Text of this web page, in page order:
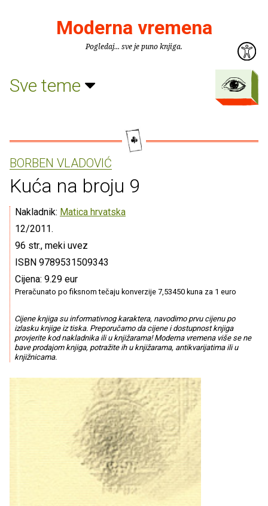
Moderna vremena
Pogledaj... sve je puno knjiga.
Sve teme
BORBEN VLADOVIĆ
Kuća na broju 9
Nakladnik: Matica hrvatska
12/2011.
96 str., meki uvez
ISBN 9789531509343
Cijena: 9.29 eur
Preračunato po fiksnom tečaju konverzije 7,53450 kuna za 1 euro
Cijene knjiga su informativnog karaktera, navodimo prvu cijenu po
izlasku knjige iz tiska. Preporučamo da cijene i dostupnost knjiga
provjerite kod nakladnika ili u knjižarama! Moderna vremena više se ne
bave prodajom knjiga, potražite ih u knjižarama, antikvarijatima ili u
knjižnicama.